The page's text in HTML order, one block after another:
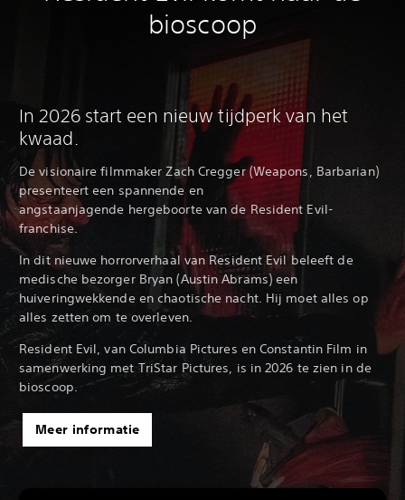
bioscoop
In 2026 start een nieuw tijdperk van het
kwaad.
De visionaire filmmaker Zach Cregger (Weapons, Barbarian)
presenteert een spannende en
angstaanjagende hergeboorte van de Resident Evil-
franchise.
In dit nieuwe horrorverhaal van Resident Evil beleeft de
medische bezorger Bryan (Austin Abrams) een
huiveringwekkende en chaotische nacht. Hij moet alles op
alles zetten om te overleven.
Resident Evil, van Columbia Pictures en Constantin Film in
samenwerking met TriStar Pictures, is in 2026 te zien in de
bioscoop.
Meer informatie